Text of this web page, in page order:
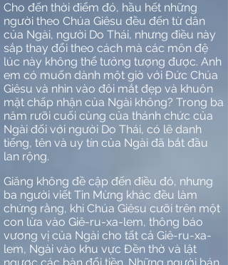
Cho đến thời điểm đó, hầu hết những
người theo Chúa Giêsu đều đến từ dân
của Ngài, người Do Thái, nhưng điều này
sắp thay đổi theo cách mà các môn đệ
lúc này không thể tưởng tượng được. Anh
em có muốn dành một giờ với Đức Chúa
Giêsu và nhìn vào đôi mắt đẹp và khuôn
mặt chấp nhận của Ngài không? Trong ba
năm rưỡi cuối cùng của thánh chức của
Ngài đối với người Do Thái, có lẽ danh
tiếng, tên và uy tín của Ngài đã bắt đầu
lan rộng.
Giăng không đề cập đến điều đó, nhưng
ba người viết Tin Mừng khác đều làm
chứng rằng, khi Chúa Giêsu cưỡi trên một
con lừa vào Giê-ru-xa-lem, thông báo
vương vị của Ngài cho tất cả Giê-ru-xa-
lem, Ngài vào khu vực Đền thờ và lật